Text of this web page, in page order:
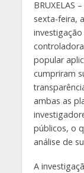
BRUXELAS
sexta-feira,
popular
cumpriram
ambas as
públicos, o
análise de
A